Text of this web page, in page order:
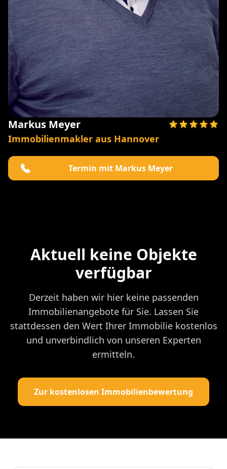
Markus Meyer
Immobilienmakler aus Hannover
Termin mit Markus Meyer
Aktuell keine Objekte
verfügbar
Derzeit haben wir hier keine passenden
Immobilienangebote für Sie. Lassen Sie
stattdessen den Wert Ihrer Immobilie kostenlos
und unverbindlich von unseren Experten
ermitteln.
Zur kostenlosen Immobilienbewertung